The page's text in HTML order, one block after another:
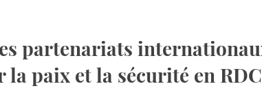
partenariats
la paix et la sécurité en RDC